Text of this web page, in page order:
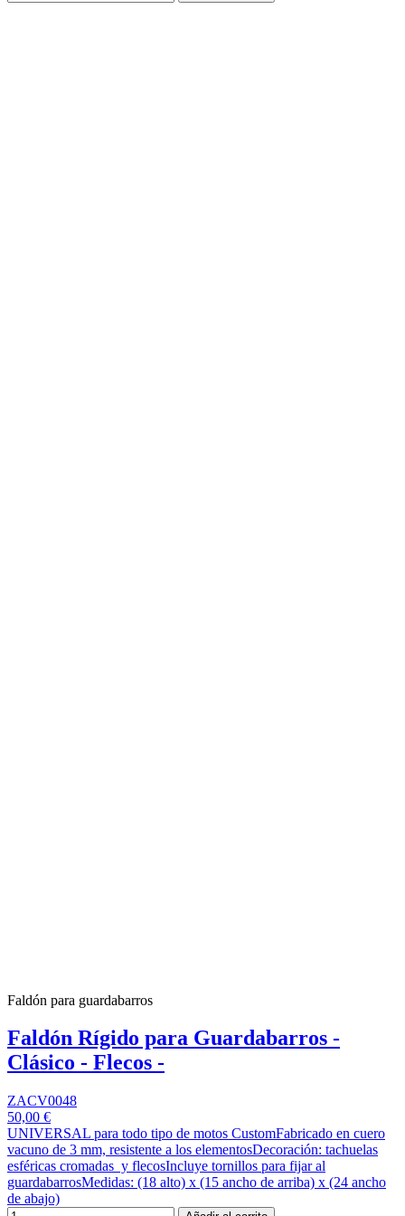
Faldón para guardabarros
Faldón Rígido para Guardabarros -
Clásico - Flecos -
ZACV0048
50,00 €
UNIVERSAL para todo tipo de motos CustomFabricado en cuero
vacuno de 3 mm, resistente a los elementosDecoración: tachuelas
esféricas cromadas y flecosIncluye tornillos para fijar al
guardabarrosMedidas: (18 alto) x (15 ancho de arriba) x (24 ancho
de abajo)